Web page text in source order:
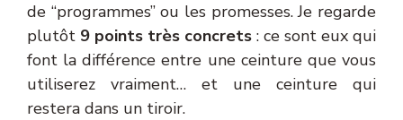
de “programmes” ou les promesses. Je regarde
plutôt 9 points très concrets : ce sont eux qui
font la différence entre une ceinture que vous
utiliserez vraiment… et une ceinture qui
restera dans un tiroir.